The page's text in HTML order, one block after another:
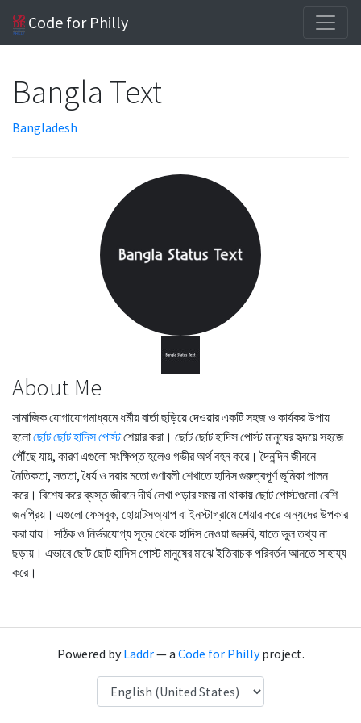
Code for Philly
Bangla Text
Bangladesh
About Me
সামাজিক যোগাযোগমাধ্যমে ধর্মীয় বার্তা ছড়িয়ে দেওয়ার একটি সহজ ও কার্যকর উপায়
হলোছোট ছোট হাদিস পোস্টশেয়ার করা। ছোট ছোট হাদিস পোস্ট মানুষের হৃদয়ে সহজে
পৌঁছে যায়, কারণ এগুলো সংক্ষিপ্ত হলেও গভীর অর্থ বহন করে। দৈনন্দিন জীবনে
নৈতিকতা, সততা, ধৈর্য ও দয়ার মতো গুণাবলী শেখাতে হাদিস গুরুত্বপূর্ণ ভূমিকা পালন
করে। বিশেষ করে ব্যস্ত জীবনে দীর্ঘ লেখা পড়ার সময় না থাকায় ছোট পোস্টগুলো বেশি
জনপ্রিয়। এগুলো ফেসবুক, হোয়াটসঅ্যাপ বা ইনস্টাগ্রামে শেয়ার করে অন্যদের উপকার
করা যায়। সঠিক ও নির্ভরযোগ্য সূত্র থেকে হাদিস নেওয়া জরুরি, যাতে ভুল তথ্য না
ছড়ায়। এভাবে ছোট ছোট হাদিস পোস্ট মানুষের মাঝে ইতিবাচক পরিবর্তন আনতে সাহায্য
করে।
Powered byLaddr— a Code for Phillyproject.
Language